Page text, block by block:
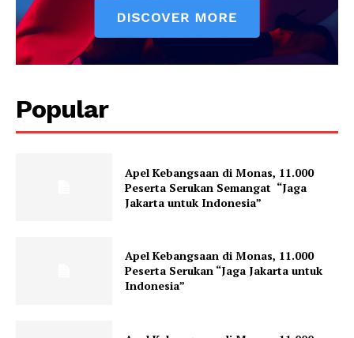
Popular
Apel Kebangsaan di Monas, 11.000
Peserta Serukan Semangat “Jaga
Jakarta untuk Indonesia”
Apel Kebangsaan di Monas, 11.000
Peserta Serukan “Jaga Jakarta untuk
Indonesia”